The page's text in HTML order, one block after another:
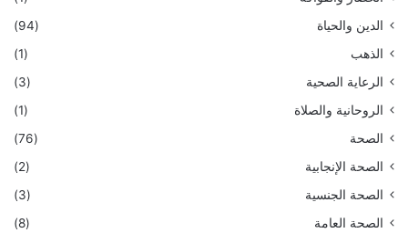
الدين والحياة
(94)
الذهب
(1)
الرعاية الصحية
(3)
الروحانية والصلاة
(1)
الصحة
(76)
الصحة الإنجابية
(2)
الصحة الجنسية
(3)
الصحة العامة
(8)